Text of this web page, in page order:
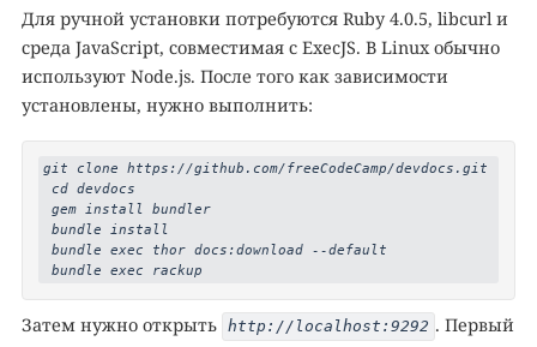
Для ручной установки потребуются Ruby 4.0.5, libcurl и
среда JavaScript, совместимая с ExecJS. В Linux обычно
используют Node.js. После того как зависимости
установлены, нужно выполнить:
git clone https://github.com/freeCodeCamp/devdocs.git
cd devdocs
gem install bundler
bundle install
bundle exec thor docs:download --default
bundle exec rackup
Затем нужно открыть http://localhost:9292 . Первый